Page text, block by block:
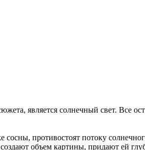
является солнечный свет. Все
противостоят потоку
объем картины, придают ей